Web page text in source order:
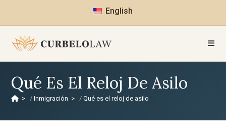
English
Qué Es El Reloj De Asilo
> Inmigración > Qué es el reloj de asilo